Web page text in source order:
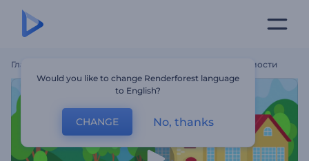
Главная Промо Для Агентства По Недвижимости
Would you like to change Renderforest language
to English?
CHANGE No, thanks